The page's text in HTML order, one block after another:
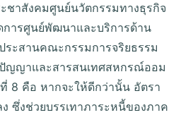
ชาสังคมศูนย์นวัตกรรมทางธุรกิจ
ารศูนย์พัฒนาและบริการด้าน
ระสานคณะกรรมการจริยธรรม
ญญาและสารสนเทศสหกรณ์ออม
8 คือ หากจะให้ดีกว่านั้น อัตรา
ซึ่งช่วยบรรเทาภาระหนี้ของภาค